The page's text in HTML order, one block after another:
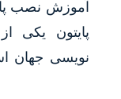
پایتون یکی
نویسی جهان